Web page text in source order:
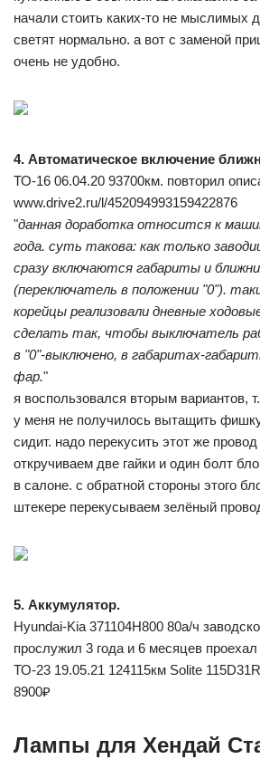
начали стоить каких-то не мыслимых
светят нормально. а вот с заменой
очень не удобно.
4. Автоматическое включение
ТО-16 06.04.20 93700км. повторил
www.drive2.ru/l/452094993159422876
"данная доработка относится к
года. суть такова: как только
сразу включаются габариты и
(переключатель в положении "0").
корейцы реализовали дневные
сделать так, чтобы выключатель
в "0"-выключено, в габаритах-
фар."
я воспользовался вторым вариантов,
у меня не получилось вытащить
сидит. надо перекусить этот же
откручиваем две гайки и один болт
в салоне. с обратной стороны этого
штекере перекусываем зелёный
5. Аккумулятор.
Hyundai-Kia 371104H800 80а/ч
прослужил 3 года и 6 месяцев проехал
ТО-23 19.05.21 124115км Solite
8900₽
Лампы для Хендай